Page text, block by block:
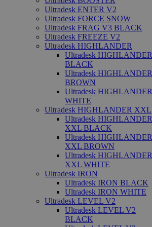
Ultradesk ENTER V2
Ultradesk FORCE SNOW
Ultradesk FRAG V3 BLACK
Ultradesk FREEZE V2
Ultradesk HIGHLANDER
Ultradesk HIGHLANDER
BLACK
Ultradesk HIGHLANDER
BROWN
Ultradesk HIGHLANDER
WHITE
Ultradesk HIGHLANDER XXL
Ultradesk HIGHLANDER
XXL BLACK
Ultradesk HIGHLANDER
XXL BROWN
Ultradesk HIGHLANDER
XXL WHITE
Ultradesk IRON
Ultradesk IRON BLACK
Ultradesk IRON WHITE
Ultradesk LEVEL V2
Ultradesk LEVEL V2
BLACK